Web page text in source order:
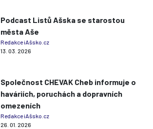
Podcast Listů Ašska se starostou
města Aše
Redakce iAšsko.cz
13. 03. 2026
Společnost CHEVAK Cheb informuje o
haváriích, poruchách a dopravních
omezeních
Redakce iAšsko.cz
26. 01. 2026